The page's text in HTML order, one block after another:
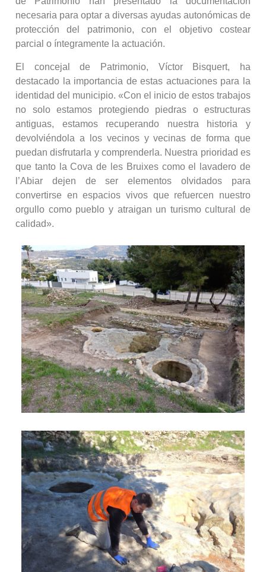
necesaria para optar a diversas ayudas autonómicas de
protección del patrimonio, con el objetivo costear
parcial o íntegramente la actuación.
El concejal de Patrimonio, Víctor Bisquert, ha
destacado la importancia de estas actuaciones para la
identidad del municipio. «Con el inicio de estos trabajos
no solo estamos protegiendo piedras o estructuras
antiguas, estamos recuperando nuestra historia y
devolviéndola a los vecinos y vecinas de forma que
puedan disfrutarla y comprenderla. Nuestra prioridad es
que tanto la Cova de les Bruixes como el lavadero de
l’Abiar dejen de ser elementos olvidados para
convertirse en espacios vivos que refuercen nuestro
orgullo como pueblo y atraigan un turismo cultural de
calidad».